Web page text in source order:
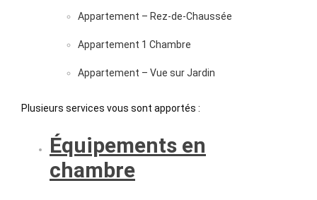
Appartement – Rez-de-Chaussée
Appartement 1 Chambre
Appartement – Vue sur Jardin
Plusieurs services vous sont apportés :
Équipements en
chambre